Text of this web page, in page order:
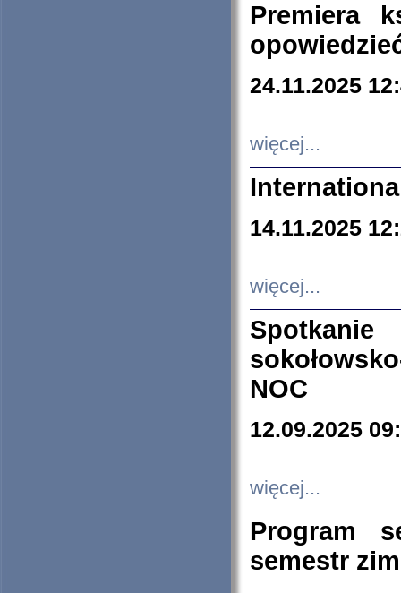
Premiera
24.11.2025
więcej...
14.11.2025
więcej...
NOC
12.09.2025
więcej...
Program
semestr